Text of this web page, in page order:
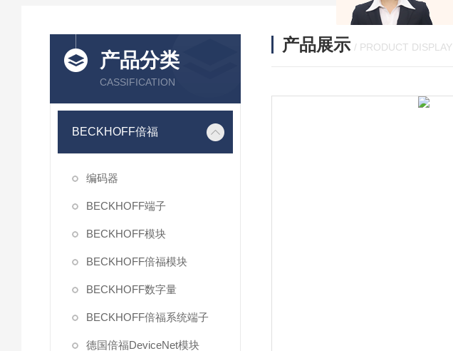
产品分类
CASSIFICATION
BECKHOFF倍福
编码器
BECKHOFF端子
BECKHOFF模块
BECKHOFF倍福模块
BECKHOFF数字量
BECKHOFF倍福系统端子
德国倍福DeviceNet模块
产品展示 / PRODUCT DISPLAY